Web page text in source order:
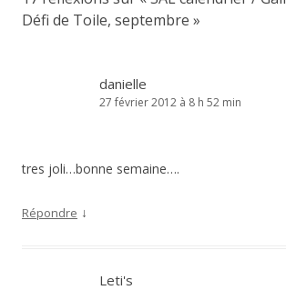
Défi de Toile, septembre »
danielle
27 février 2012 à 8 h 52 min
tres joli…bonne semaine….
Répondre ↓
Leti's